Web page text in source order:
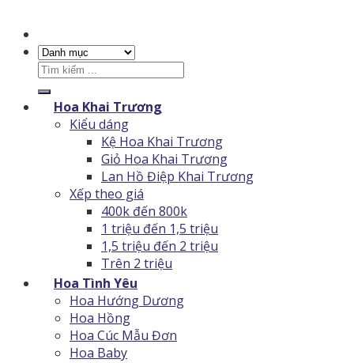
Tìm
kiếm:
Hoa Khai Trương
Kiểu dáng
Kệ Hoa Khai Trương
Giỏ Hoa Khai Trương
Lan Hồ Điệp Khai Trương
Xếp theo giá
400k đến 800k
1 triệu đến 1,5 triệu
1,5 triệu đến 2 triệu
Trên 2 triệu
Hoa Tình Yêu
Hoa Hướng Dương
Hoa Hồng
Hoa Cúc Mẫu Đơn
Hoa Baby